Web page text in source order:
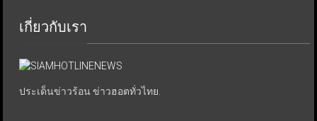
เกี่ยวกับเรา
ประเด็นข่าวร้อน ข่าวฮอตทั่วไทย.